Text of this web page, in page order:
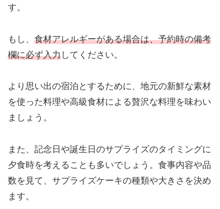
す。
もし、 食材アレルギーがある場合は、予約時の備考
欄に必ず入力 してください。
より思い出の宿泊とするために、地元の新鮮な素材
を使った料理や高級食材による贅沢な料理を味わい
ましょう。
また、記念日や誕生日のサプライズのタイミングに
夕食時を考えることも多いでしょう。食事内容や品
数を見て、サプライズケーキの種類や大きさを決め
ます。